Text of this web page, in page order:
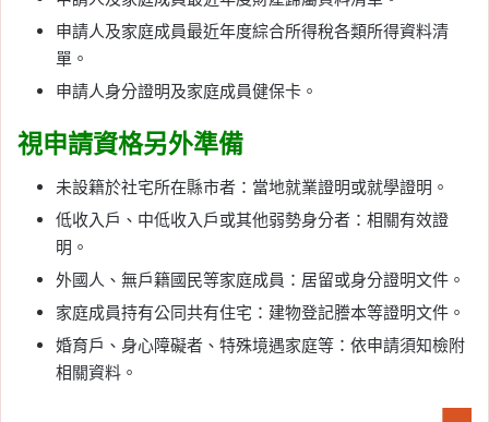
申請人及家庭成員最近年度綜合所得稅各類所得資料清
單。
申請人身分證明及家庭成員健保卡。
視申請資格另外準備
未設籍於社宅所在縣市者：當地就業證明或就學證明。
低收入戶、中低收入戶或其他弱勢身分者：相關有效證
明。
外國人、無戶籍國民等家庭成員：居留或身分證明文件。
家庭成員持有公同共有住宅：建物登記謄本等證明文件。
婚育戶、身心障礙者、特殊境遇家庭等：依申請須知檢附
相關資料。